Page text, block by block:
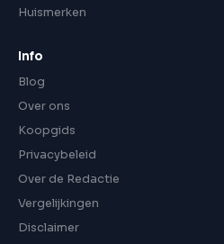
Huismerken
Info
Blog
Over ons
Koopgids
Privacybeleid
Over de Redactie
Vergelijkingen
Disclaimer